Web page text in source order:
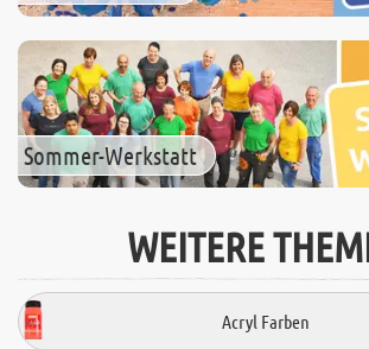
Sommer-Werkstatt
WEITERE
Acryl Farben